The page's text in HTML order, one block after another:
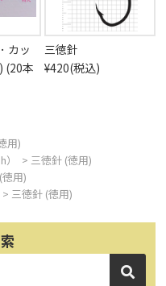
カッ
(20本
三徳針
¥420(税込)
用)
> 三徳針 (徳用)
用)
> 三徳針 (徳用)